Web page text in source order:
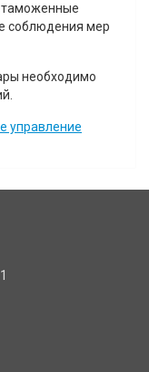
таможенные
соблюдения мер
необходимо
управление